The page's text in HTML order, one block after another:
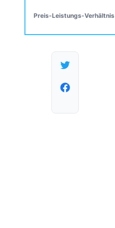
Preis-Leistungs-Verhältnis